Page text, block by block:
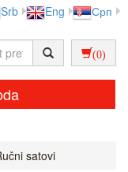
Srb Eng Срп
(0)
satovi